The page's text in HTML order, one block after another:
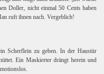
Doller, nicht einmal 50 Cents haben
ruft ihnen nach. Vergeblich!
Scherflein zu geben. In der Haustür
Ein Maskierter drängt herein und